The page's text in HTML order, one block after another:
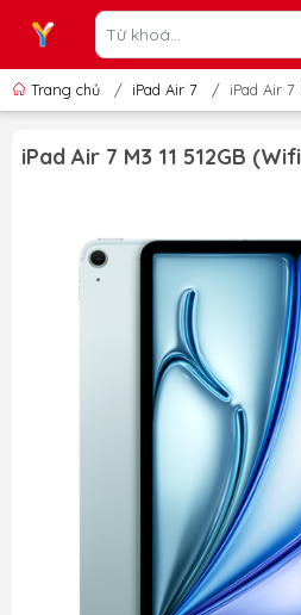
Trang chủ / iPad Air 7 / iPad Air 7
iPad Air 7 M3 11 512GB